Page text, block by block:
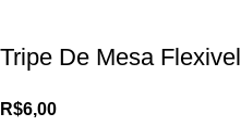
Tripe De Mesa Flexivel
R$6,00